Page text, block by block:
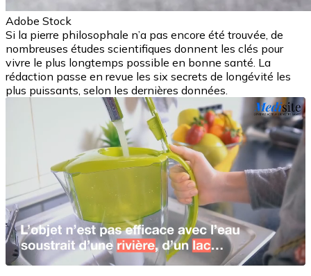
Adobe Stock
Si la pierre philosophale n’a pas encore été trouvée, de
nombreuses études scientifiques donnent les clés pour
vivre le plus longtemps possible en bonne santé. La
rédaction passe en revue les six secrets de longévité les
plus puissants, selon les dernières données.